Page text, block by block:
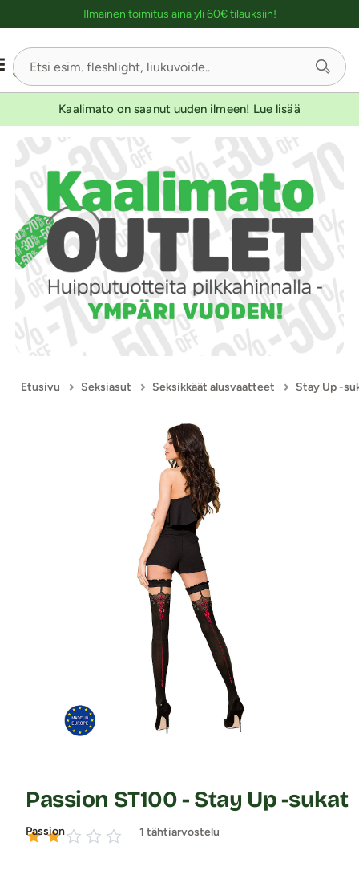
Ilmainen toimitus aina yli 60€ tilauksiin!
Kaalimato on saanut uuden ilmeen! Lue lisää
Etusivu Seksiasut Seksikkäät alusvaatteet Stay Up -
Passion
Passion ST100 - Stay Up -sukat
1 tähtiarvostelu